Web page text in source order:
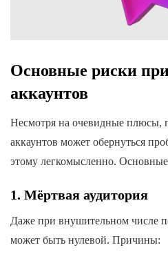
Основные риски
аккаунтов
Несмотря на очевидные плюсы,
аккаунтов может обернуться
этому легкомысленно.
1. Мёртвая аудитория
Даже при внушительном числе
может быть нулевой. Причины: